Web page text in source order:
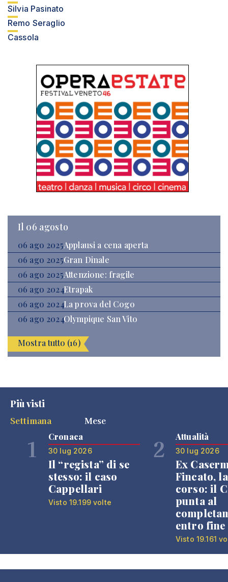
Silvia Pasinato
Remo Seraglio
Cassola
Il 06 agosto
06 ago 2025Applausi a cena aperta
06 ago 2025Gran Dinale
06 ago 2025Attenzione: fragile
06 ago 2024Etrapak
06 ago 2024La prova del Cogo
06 ago 2024Olympique San Vito
Mostra tutto (16)
Più visti
Settimana
Mese
1 Cronaca
30 lug 2026
Il “regista” di se
stesso: il caso
Cappellari
Visto 19.199 volte
2 Attualità
30 lug 2026
Ex
Fincato,
corso: il
punta al
entro fine
Visto 19.161